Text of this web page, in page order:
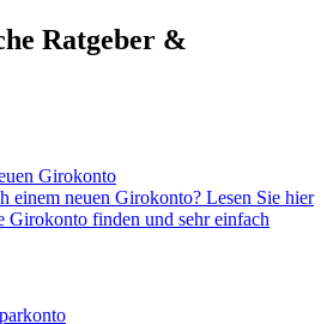
Ratgeber &
Girokonto
einem neuen Girokonto? Lesen Sie hier
Girokonto finden und sehr einfach